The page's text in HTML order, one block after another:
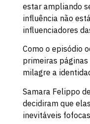
estar ampliando
influência não
influenciadores
Como o episódio
primeiras páginas
milagre a
Samara Felippo
decidiram que
inevitáveis